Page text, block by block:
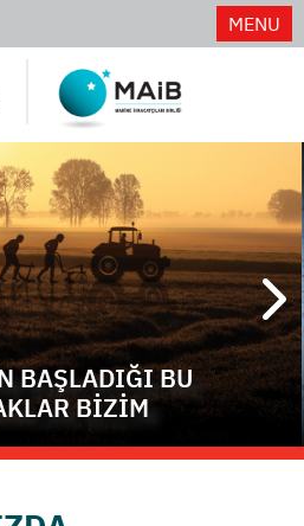
MENU
BAŞLADIĞI BU
BİZİM